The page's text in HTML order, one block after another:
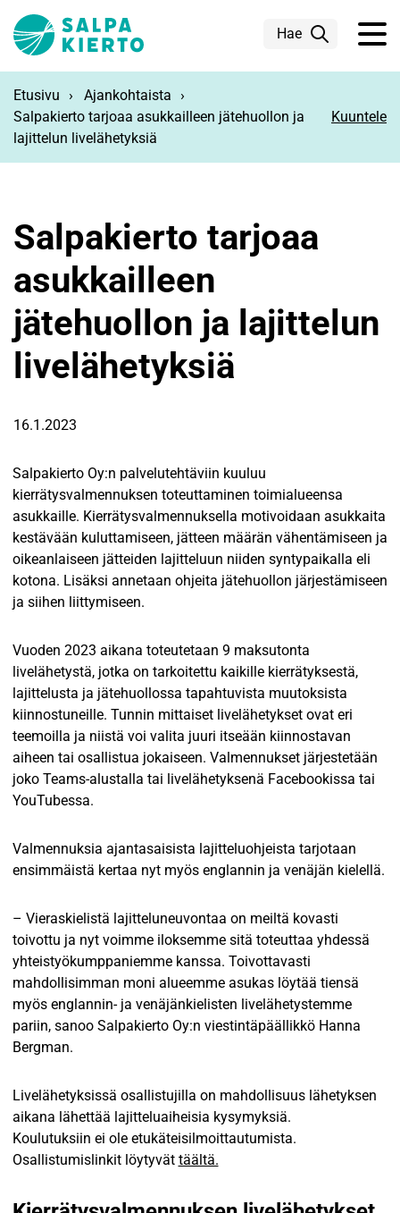
Hae
Etusivu
Ajankohtaista
Salpakierto tarjoaa asukkailleen jätehuollon ja
lajittelun livelähetyksiä
Kuuntele
Salpakierto tarjoaa
asukkailleen
jätehuollon ja lajittelun
livelähetyksiä
16.1.2023
Salpakierto Oy:n palvelutehtäviin kuuluu
kierrätysvalmennuksen toteuttaminen toimialueensa
asukkaille. Kierrätysvalmennuksella motivoidaan asukkaita
kestävään kuluttamiseen, jätteen määrän vähentämiseen ja
oikeanlaiseen jätteiden lajitteluun niiden syntypaikalla eli
kotona. Lisäksi annetaan ohjeita jätehuollon järjestämiseen
ja siihen liittymiseen.
Vuoden 2023 aikana toteutetaan 9 maksutonta
livelähetystä, jotka on tarkoitettu kaikille kierrätyksestä,
lajittelusta ja jätehuollossa tapahtuvista muutoksista
kiinnostuneille. Tunnin mittaiset livelähetykset ovat eri
teemoilla ja niistä voi valita juuri itseään kiinnostavan
aiheen tai osallistua jokaiseen. Valmennukset järjestetään
joko Teams-alustalla tai livelähetyksenä Facebookissa tai
YouTubessa.
Valmennuksia ajantasaisista lajitteluohjeista tarjotaan
ensimmäistä kertaa nyt myös englannin ja venäjän kielellä.
– Vieraskielistä lajitteluneuvontaa on meiltä kovasti
toivottu ja nyt voimme iloksemme sitä toteuttaa yhdessä
yhteistyökumppaniemme kanssa. Toivottavasti
mahdollisimman moni alueemme asukas löytää tiensä
myös englannin- ja venäjänkielisten livelähetystemme
pariin, sanoo Salpakierto Oy:n viestintäpäällikkö Hanna
Bergman.
Livelähetyksissä osallistujilla on mahdollisuus lähetyksen
aikana lähettää lajitteluaiheisia kysymyksiä.
Koulutuksiin ei ole etukäteisilmoittautumista.
Osallistumislinkit löytyvät täältä.